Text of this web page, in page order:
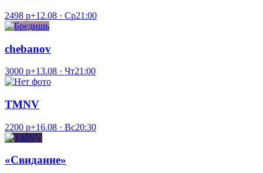
2498 р+12.08 · Ср21:00
chebanov
3000 р+13.08 · Чт21:00
TMNV
2200 р+16.08 · Вс20:30
«Свидание»